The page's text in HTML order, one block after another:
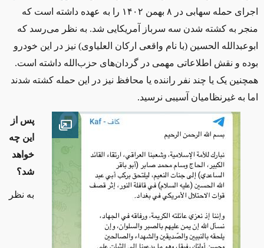
اجرای حمله سهابی در ۸ بهمن ۱۴۰۲ را به عهده داشته است که
منجر به کشته شدن سه سرباز آمریکایی شد. به نظر می‌رسد که
ابوعبدالله الحسین (با نام واقعی ارکان العلیاوی) نیز در این خودرو
بوده و نقش اطلاعاتی مهمی در گردان‌های حزب‌الله داشته است.
همچنین یک یا چند نفر راننده یا محافظ نیز در این حمله کشته شدند
اما به غیرنظامیان آسیبی نرسید.
Open image
پس از
این چه
خواهد
شد؟
به نظر